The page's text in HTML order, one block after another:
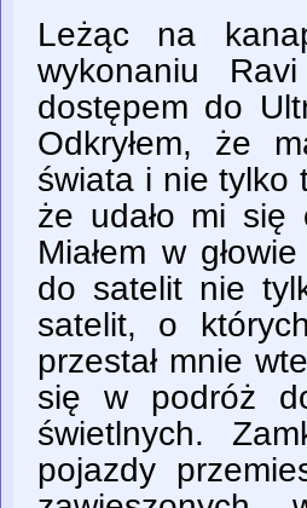
Leżąc na
wykonaniu
dostępem do
Odkryłem, że
świata i nie tylko
że udało mi się
Miałem w
do satelit nie
satelit, o
przestał mnie
się w podróż
świetlnych.
pojazdy